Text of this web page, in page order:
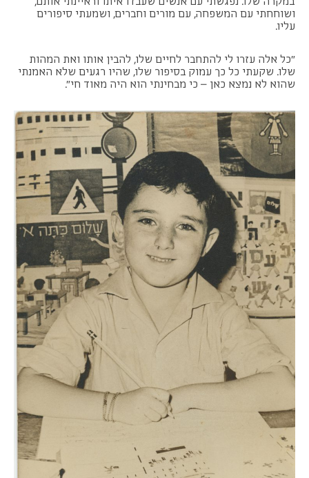
ושוחחתי עם המשפחה, עם מורים וחברים, ושמעתי סיפורים
עליו.
"כל אלה עזרו לי להתחבר לחיים שלו, להבין אותו ואת המהות
שלו. שקעתי כל כך עמוק בסיפור שלו, שהיו רגעים שלא האמנתי
שהוא לא נמצא כאן – כי מבחינתי הוא היה מאוד חי".